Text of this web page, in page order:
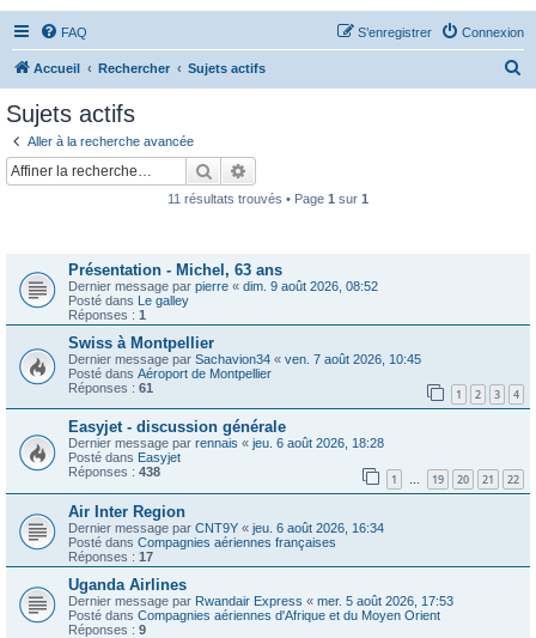
FAQ Connexion
S’enregistrer
Accueil Rechercher Sujets actifs
r
Sujets actifs
Aller à la recherche avancée
Rechercher
11 résultats trouvés • Page 1 sur 1
Présentation - Michel, 63 ans
Dernier message par pierre « dim. 9 août 2026, 08:52
Posté dans Le galley
Réponses : 1
Swiss à Montpellier
Dernier message par Sachavion34 « ven. 7 août 2026, 10:45
Posté dans Aéroport de Montpellier
Réponses : 61 1 2 3 4
Easyjet - discussion générale
Dernier message par rennais « jeu. 6 août 2026, 18:28
Posté dans Easyjet
Réponses : 438 1 … 19 20 21 22
Air Inter Region
Dernier message par CNT9Y « jeu. 6 août 2026, 16:34
Posté dans Compagnies aériennes françaises
Réponses : 17
Uganda Airlines
Dernier message par Rwandair Express « mer. 5 août 2026, 17:53
Posté dans Compagnies aériennes d'Afrique et du Moyen Orient
Réponses : 9